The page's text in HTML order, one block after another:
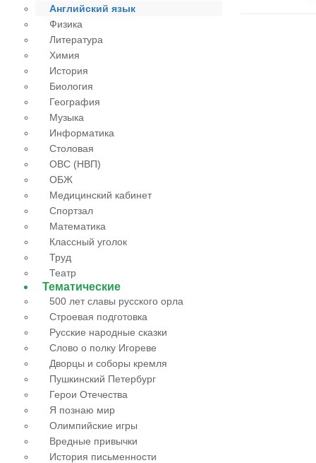
Английский язык
Физика
Литература
Химия
История
Биология
География
Музыка
Информатика
Столовая
ОВС (НВП)
ОБЖ
Медицинский кабинет
Спортзал
Математика
Классный уголок
Труд
Театр
Тематические
500 лет славы русского орла
Строевая подготовка
Русские народные сказки
Слово о полку Игореве
Дворцы и соборы кремля
Пушкинский Петербург
Герои Отечества
Я познаю мир
Олимпийские игры
Вредные привычки
История письменности